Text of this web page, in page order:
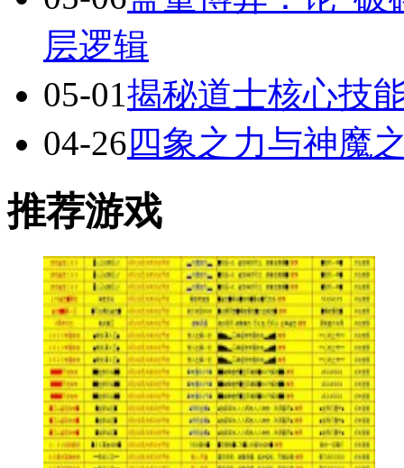
层逻辑
05-01揭秘道士核心技
04-26四象之力与神魔
推荐游戏